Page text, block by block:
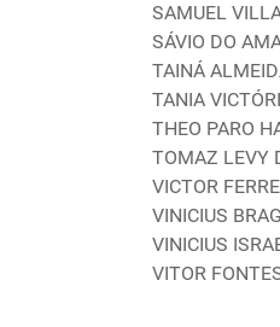
SAMUEL
SÁVIO DO
TAINÁ
TANIA
THEO PARO
TOMAZ LEVY
VICTOR
VINICIUS
VINICIUS
VITOR